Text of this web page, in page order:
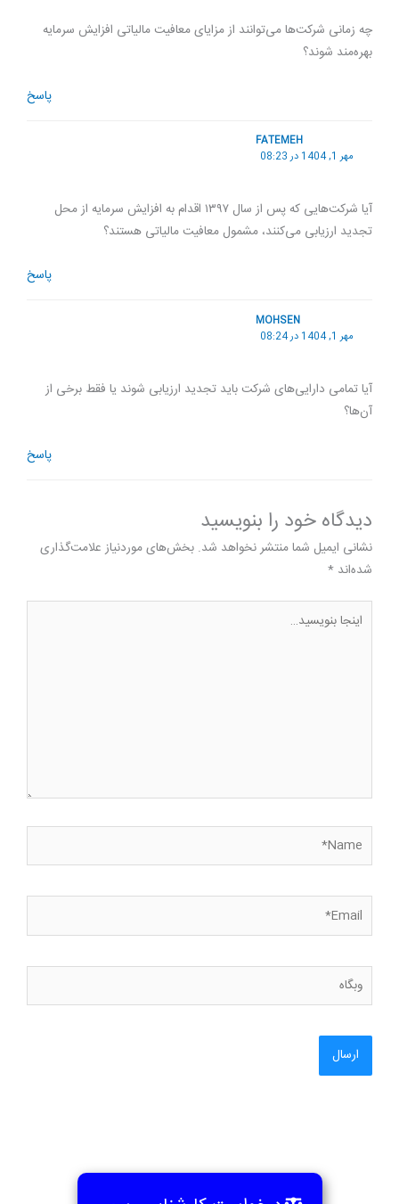
چه زمانی شرکت‌ها می‌توانند از مزایای معافیت مالیاتی افزایش سرمایه
بهره‌مند شوند؟
پاسخ
FATEMEH
مهر 1, 1404 در 08:23
آیا شرکت‌هایی که پس از سال ۱۳۹۷ اقدام به افزایش سرمایه از محل
تجدید ارزیابی می‌کنند، مشمول معافیت مالیاتی هستند؟
پاسخ
MOHSEN
مهر 1, 1404 در 08:24
آیا تمامی دارایی‌های شرکت باید تجدید ارزیابی شوند یا فقط برخی از
آن‌ها؟
پاسخ
دیدگاه‌ خود را بنویسید
نشانی ایمیل شما منتشر نخواهد شد. بخش‌های موردنیاز علامت‌گذاری
شده‌اند *
اینجا
بنویسید…
Email*
وبگاه